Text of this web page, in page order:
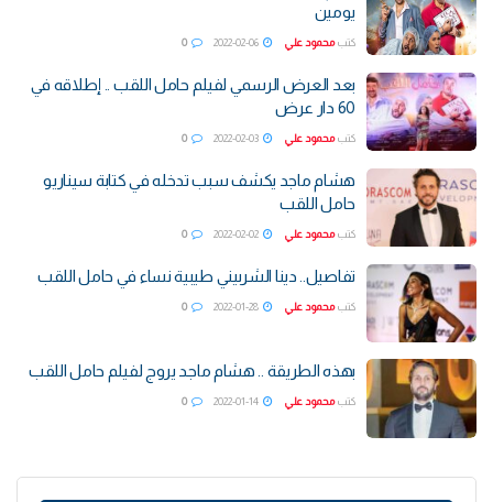
يومين
كتب محمود علي 0
بعد العرض الرسمي لفيلم حامل اللقب .. إطلاقه في
60 دار عرض
كتب محمود علي 0
هشام ماجد يكشف سبب تدخله في كتابة سيناريو
حامل اللقب
كتب محمود علي 0
تفاصيل.. دينا الشربيني طيبية نساء في حامل اللقب
كتب محمود علي 0
بهذه الطريقة .. هشام ماجد يروج لفيلم حامل اللقب
كتب محمود علي 0